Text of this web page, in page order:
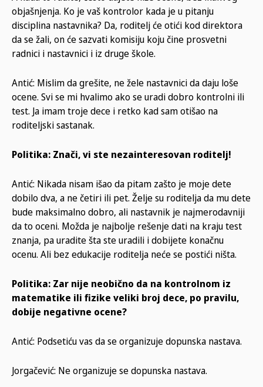
objašnjenja. Ko je vaš kontrolor kada je u pitanju
disciplina nastavnika? Da, roditelj će otići kod direktora
da se žali, on će sazvati komisiju koju čine prosvetni
radnici i nastavnici i iz druge škole.
Antić: Mislim da grešite, ne žele nastavnici da daju loše
ocene. Svi se mi hvalimo ako se uradi dobro kontrolni ili
test. Ja imam troje dece i retko kad sam otišao na
roditeljski sastanak.
Politika: Znači, vi ste nezainteresovan roditelj!
Antić: Nikada nisam išao da pitam zašto je moje dete
dobilo dva, a ne četiri ili pet. Želje su roditelja da mu dete
bude maksimalno dobro, ali nastavnik je najmerodavniji
da to oceni. Možda je najbolje rešenje dati na kraju test
znanja, pa uradite šta ste uradili i dobijete konačnu
ocenu. Ali bez edukacije roditelja neće se postići ništa.
Politika: Zar nije neobično da na kontrolnom iz
matematike ili fizike veliki broj dece, po pravilu,
dobije negativne ocene?
Antić: Podsetiću vas da se organizuje dopunska nastava.
Jorgačević: Ne organizuje se dopunska nastava.